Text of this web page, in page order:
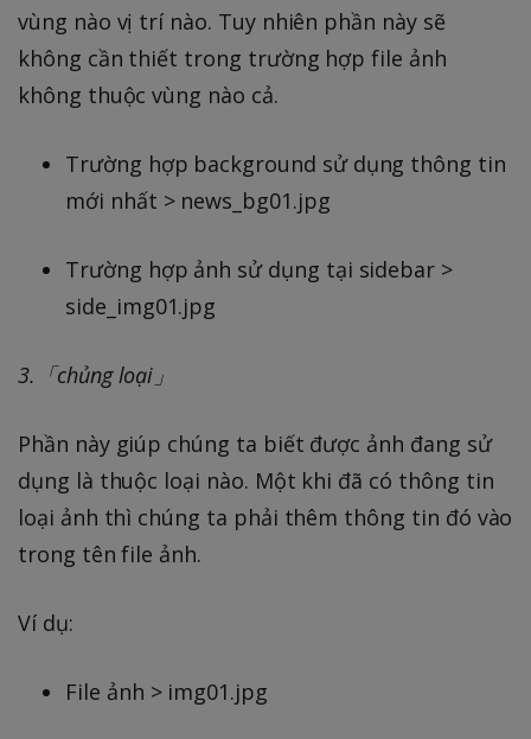
vùng nào vị trí nào. Tuy nhiên phần này sẽ
không cần thiết trong trường hợp file ảnh
không thuộc vùng nào cả.
Trường hợp background sử dụng thông tin
mới nhất > news_bg01.jpg
Trường hợp ảnh sử dụng tại sidebar >
side_img01.jpg
3.「chủng loại」
Phần này giúp chúng ta biết được ảnh đang sử
dụng là thuộc loại nào. Một khi đã có thông tin
loại ảnh thì chúng ta phải thêm thông tin đó vào
trong tên file ảnh.
Ví dụ:
File ảnh > img01.jpg